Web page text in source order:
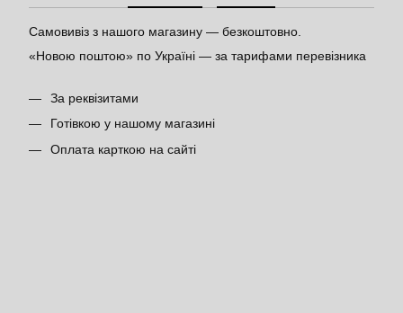
Самовивіз з нашого магазину — безкоштовно.
«Новою поштою» по Україні — за тарифами перевізника
За реквізитами
Готівкою у нашому магазині
Оплата карткою на сайті